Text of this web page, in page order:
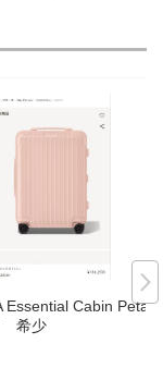
Essential Cabin Petal
希少